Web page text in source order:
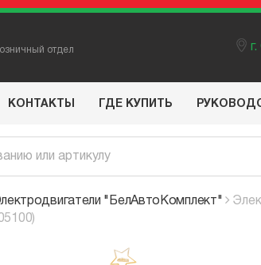
отдел
КОНТАКТЫ ГДЕ КУПИТЬ
"БелАвтоКомплект"